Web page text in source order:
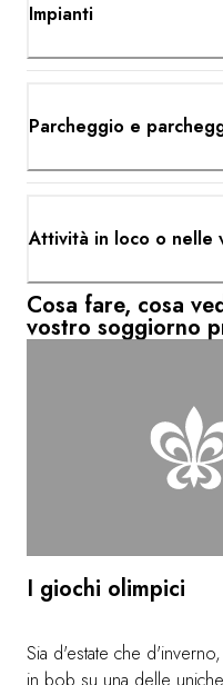
Impianti
Parcheggio e
Attività in loco o nelle
Cosa fare, cosa
vostro soggiorno
I giochi olimpici
Sia d'estate che